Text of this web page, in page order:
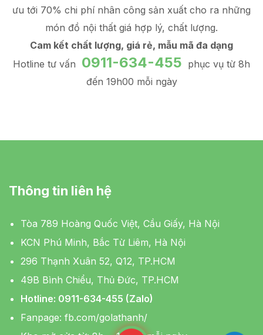
ưu tới 70% chi phí nhân công sản xuất cho ra những
món đồ nội thất giá hợp lý, chất lượng.
Cam kết chất lượng, giá rẻ, mẫu mã đa dạng
Hotline tư vấn 0911-634-455 phục vụ từ 8h
đến 19h00 mỗi ngày
Thông tin liên hệ
Tòa 789 Hoàng Quốc Việt, Cầu Giấy, Hà Nội
KCN Phú Minh, Bắc Từ Liêm, Hà Nội
296 Thạnh Xuân 52, Q12, TP.HCM
49B Bình Chiểu, Thủ Đức, TP.HCM
Hotline: 0911-634-455 (Zalo)
Fanpage: fb.com/golathanh/